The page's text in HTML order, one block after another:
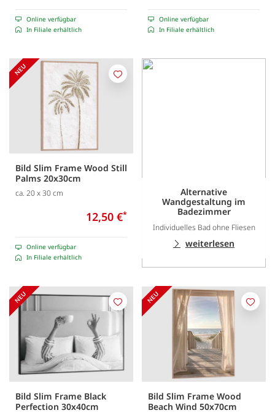
Online verfügbar
In Filiale erhältlich
Online verfügbar
In Filiale erhältlich
Bild Slim Frame Wood Still
Palms 20x30cm
ca. 20 x 30 cm
12,50 €*
Online verfügbar
In Filiale erhältlich
Merken
Alternative
Wandgestaltung im
Badezimmer
Individuelles Bad ohne Fliesen
weiterlesen
Bild Slim Frame Black
Perfection 30x40cm
Merken
Bild Slim Frame Wood
Beach Wind 50x70cm